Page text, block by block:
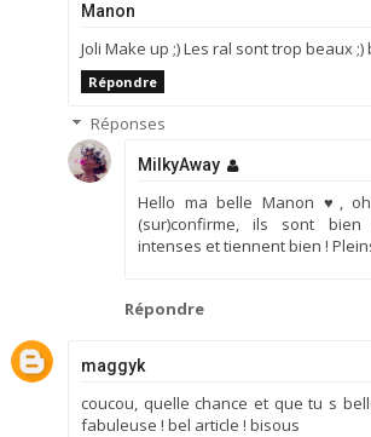
Manon
Joli Make up ;) Les ral sont trop beaux ;)
Répondre
Réponses
MilkyAway
Hello ma belle Manon ♥,
(sur)confirme, ils sont bien
intenses et tiennent bien !
Répondre
maggyk
coucou, quelle chance et que tu s
fabuleuse ! bel article ! bisous